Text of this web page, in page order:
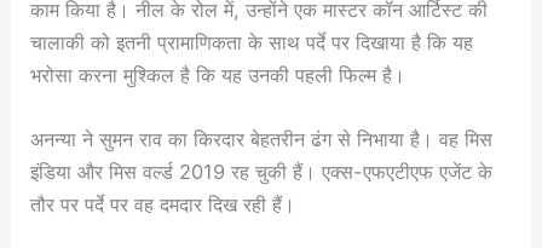
काम किया है। नील के रोल में, उन्होंने एक मास्टर कॉन आर्टिस्ट की
चालाकी को इतनी प्रामाणिकता के साथ पर्दे पर दिखाया है कि यह
भरोसा करना मुश्किल है कि यह उनकी पहली फिल्म है।
अनन्या ने सुमन राव का किरदार बेहतरीन ढंग से निभाया है। वह मिस
इंडिया और मिस वर्ल्ड 2019 रह चुकी हैं। एक्स-एफएटीएफ एजेंट के
तौर पर पर्दे पर वह दमदार दिख रही हैं।